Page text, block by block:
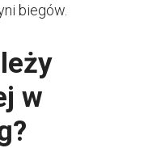
biegów.
w